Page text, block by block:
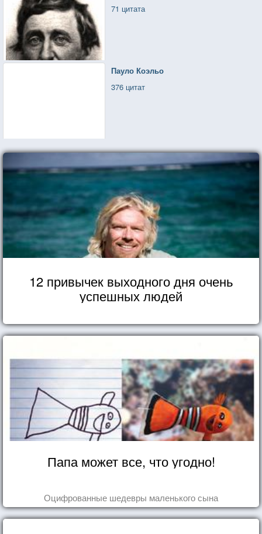
71 цитата
Пауло Коэльо
376 цитат
12 привычек выходного дня очень
успешных людей
Папа может все, что угодно!
Оцифрованные шедевры маленького сына